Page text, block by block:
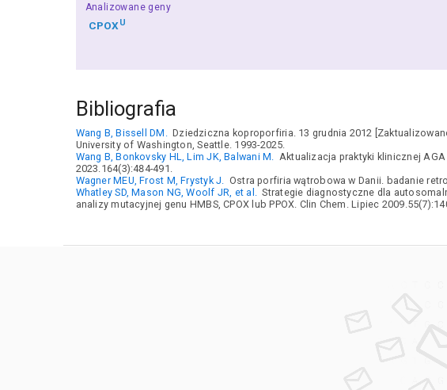
Analizowane geny
CPOXU
Bibliografia
Wang B, Bissell DM. Dziedziczna koproporfiria. 13 grudnia 2012
University of Washington, Seattle. 1993-2025.
Wang B, Bonkovsky HL, Lim JK, Balwani M. Aktualizacja praktyki klinicznej
2023.164(3):484-491.
Wagner MEU, Frost M, Frystyk J. Ostra porfiria wątrobowa w Danii. badanie
Whatley SD, Mason NG, Woolf JR, et al. Strategie diagnostyczne dla
analizy mutacyjnej genu HMBS, CPOX lub PPOX. Clin Chem. Lipiec